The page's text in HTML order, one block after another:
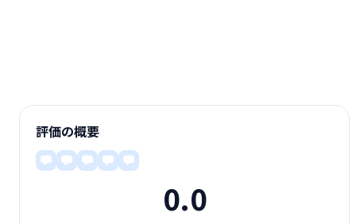
評価の概要
0.0